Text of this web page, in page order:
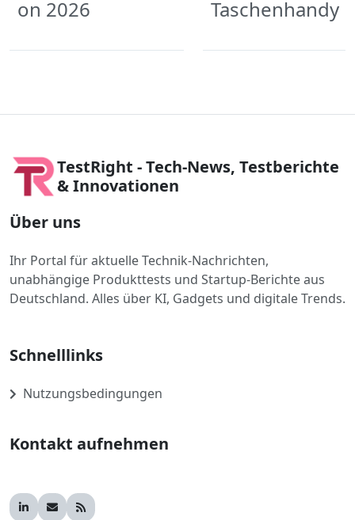
on 2026
Taschenhandy
TestRight - Tech-News, Testberichte
& Innovationen
Über uns
Ihr Portal für aktuelle Technik-Nachrichten,
unabhängige Produkttests und Startup-Berichte aus
Deutschland. Alles über KI, Gadgets und digitale Trends.
Schnelllinks
Nutzungsbedingungen
Kontakt aufnehmen